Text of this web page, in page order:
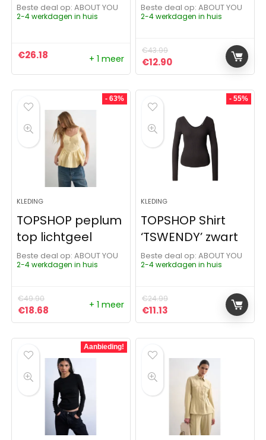
Beste deal op:
ABOUT YOU
2-4 werkdagen in huis
€26.18 + 1 meer
Beste deal op:
ABOUT YOU
2-4 werkdagen in huis
€43.99
Oorspronkelijke prijs
€12.90Huidige prijs is:
- 63%
KLEDING
TOPSHOP peplum
top lichtgeel
Beste deal op:
ABOUT YOU
2-4 werkdagen in huis
€49.90
Oorspronkelijke prijs was: €49.90.
€18.68 Huidige prijs is: €18.68.
+ 1 meer
- 55%
KLEDING
TOPSHOP Shirt
‘TSWENDY’ zwart
Beste deal op:
ABOUT YOU
2-4 werkdagen in huis
€24.99
Oorspronkelijke prijs
€11.13 Huidige prijs is:
Aanbieding!